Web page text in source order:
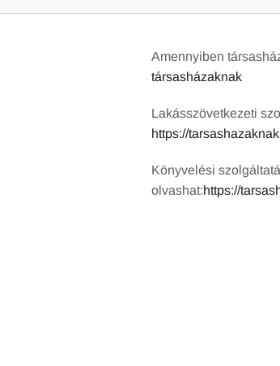
Amennyiben
társasházaknak
Lakásszövetkezeti
https://
Könyvelési
olvashat:https://